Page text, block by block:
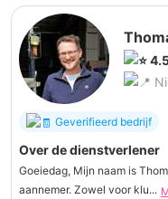
Geverifieerd bedrijf
Over de dienstverlener
Goeiedag, Mijn naam is
aannemer. Zowel voor klu...